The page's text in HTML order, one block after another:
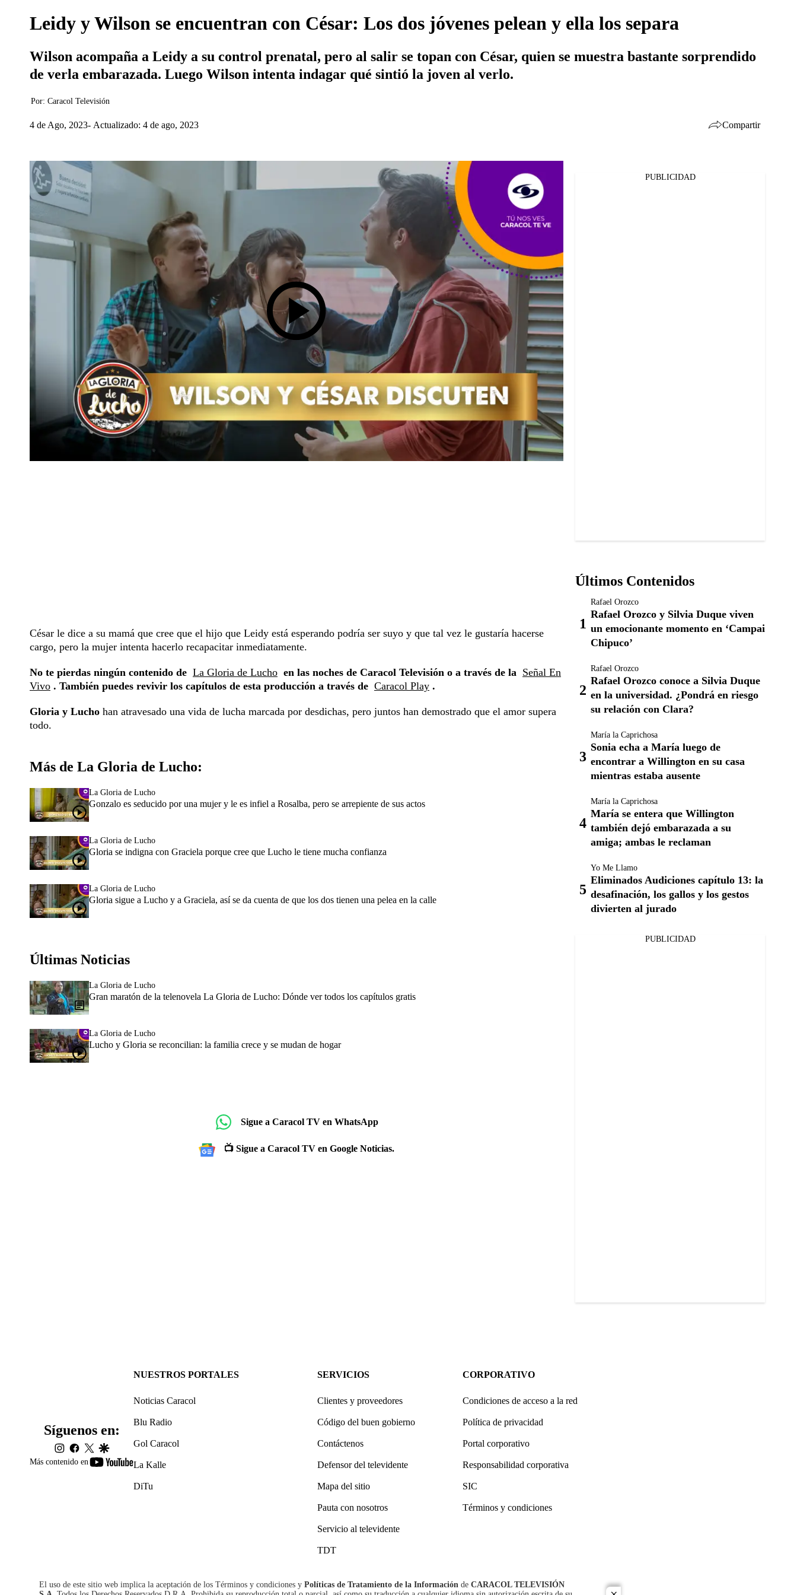
Leidy y Wilson se encuentran con César: Los dos jóvenes pelean y ella los separa
Wilson acompaña a Leidy a su control prenatal, pero al salir se topan con César, quien se muestra bastante sorprendido
de verla embarazada. Luego Wilson intenta indagar qué sintió la joven al verlo.
Por: Caracol Televisión
4 de Ago, 2023 Actualizado: 4 de ago, 2023 Compartir
César le dice a su mamá que cree que el hijo que Leidy está esperando podría ser suyo y que tal vez le gustaría hacerse
cargo, pero la mujer intenta hacerlo recapacitar inmediatamente.
No te pierdas ningún contenido de La Gloria de Lucho en las noches de Caracol Televisión o a través de la Señal En
Vivo . También puedes revivir los capítulos de esta producción a través de Caracol Play .
Gloria y Lucho han atravesado una vida de lucha marcada por desdichas, pero juntos han demostrado que el amor supera
todo.
Más de La Gloria de Lucho:
La Gloria de Lucho
Gonzalo es seducido por una mujer y le es infiel a Rosalba, pero se arrepiente de sus actos
La Gloria de Lucho
Gloria se indigna con Graciela porque cree que Lucho le tiene mucha confianza
La Gloria de Lucho
Gloria sigue a Lucho y a Graciela, así se da cuenta de que los dos tienen una pelea en la calle
Últimas Noticias
La Gloria de Lucho
Gran maratón de la telenovela La Gloria de Lucho: Dónde ver todos los capítulos gratis
La Gloria de Lucho
Lucho y Gloria se reconcilian: la familia crece y se mudan de hogar
Sigue a Caracol TV en WhatsApp
📺 Sigue a Caracol TV en Google Noticias.
PUBLICIDAD
Últimos Contenidos
Rafael Orozco
Rafael Orozco y Silvia Duque viven
un emocionante momento en ‘Campai
Chipuco’
Rafael Orozco
Rafael Orozco conoce a Silvia Duque
en la universidad. ¿Pondrá en riesgo
su relación con Clara?
María la Caprichosa
Sonia echa a María luego de
encontrar a Willington en su casa
mientras estaba ausente
María la Caprichosa
María se entera que Willington
también dejó embarazada a su
amiga; ambas le reclaman
Yo Me Llamo
Eliminados Audiciones capítulo 13: la
desafinación, los gallos y los gestos
divierten al jurado
PUBLICIDAD
Más contenido en
youtube-
Síguenos en:
instagram
facebook
twittergoogle
NUESTROS PORTALES
Noticias Caracol
Blu Radio
Gol Caracol
La Kalle
DiTu
SERVICIOS
Clientes y proveedores
Código del buen gobierno
Contáctenos
Defensor del televidente
Mapa del sitio
Pauta con nosotros
Servicio al televidente
TDT
CORPORATIVO
Condiciones de acceso a la red
Política de privacidad
Portal corporativo
Responsabilidad corporativa
SIC
Términos y condiciones
El uso de este sitio web implica la aceptación de los Términos y condiciones y Políticas de Tratamiento de la Información de CARACOL TELEVISIÓN